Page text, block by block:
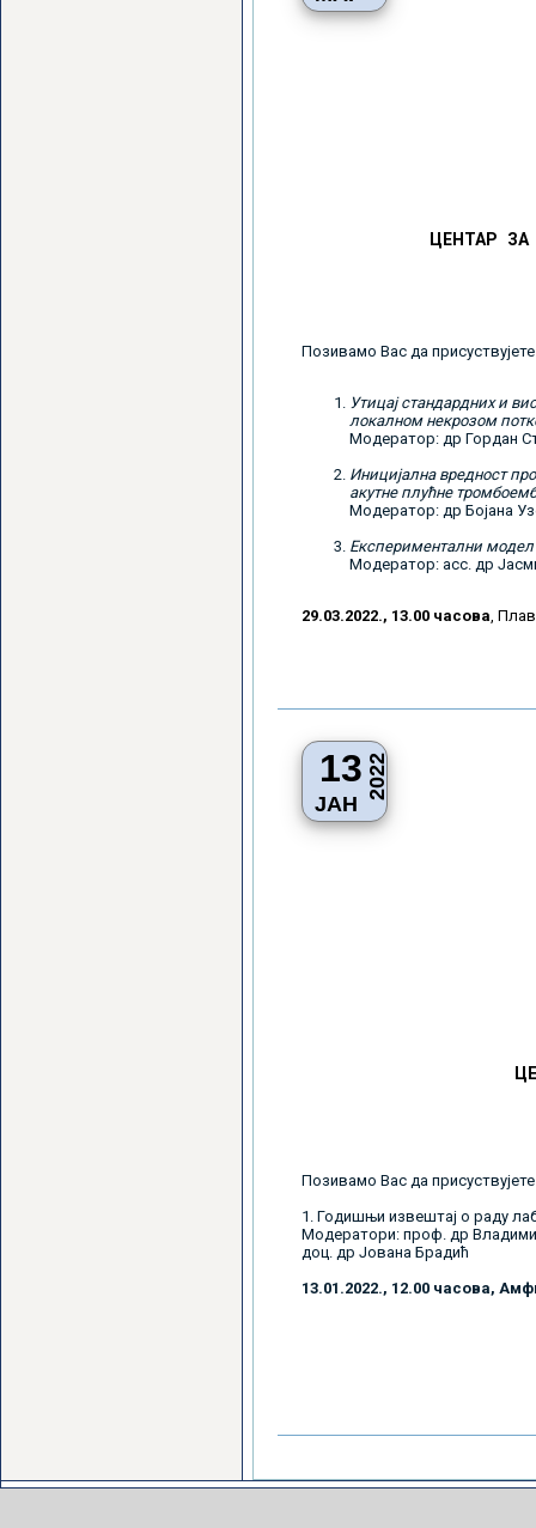
ЦЕНТАР
Позивамо Вас да
Утицај стандардних и
локалном некрозом
Модератор: др Гордан
Иницијална вредност
акутне плућне
Модератор: др Бојана
Експериментални модел
Модератор: асс. др
29.03.2022., 13.00 часова,
13
ЈАН
2022
Позивамо Вас да
1. Годишњи извештај о раду
Модератори: проф. др
доц. др Јована Брадић
13.01.2022., 12.00 часова,